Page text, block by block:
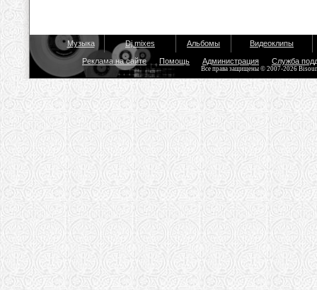
Музыка Dj mixes Альбомы Видеоклипы
Реклама на сайте Помощь Администрация Служба
Все права защищены © 2007-2026